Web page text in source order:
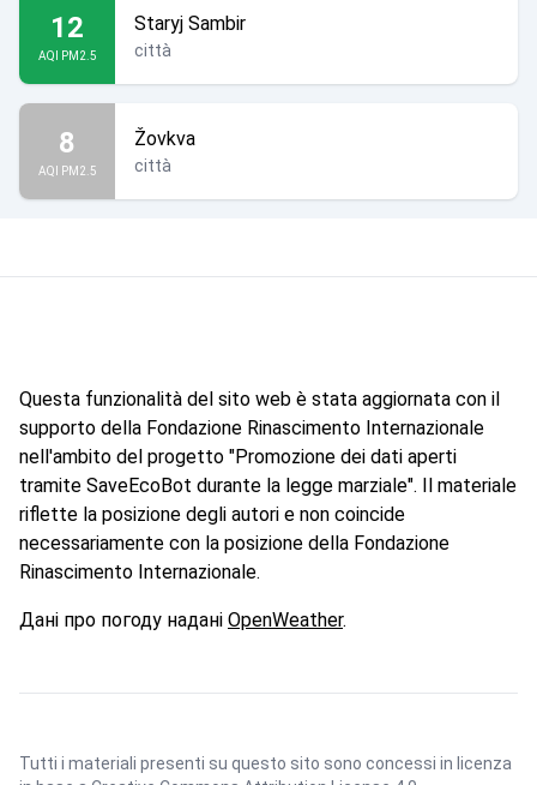
12
AQI PM2.5
Staryj Sambir
città
8
AQI PM2.5
Žovkva
città
Questa funzionalità del sito web è stata aggiornata con il
supporto della Fondazione Rinascimento Internazionale
nell'ambito del progetto "Promozione dei dati aperti
tramite SaveEcoBot durante la legge marziale". Il materiale
riflette la posizione degli autori e non coincide
necessariamente con la posizione della Fondazione
Rinascimento Internazionale.
Дані про погоду надані OpenWeather.
Tutti i materiali presenti su questo sito sono concessi in licenza